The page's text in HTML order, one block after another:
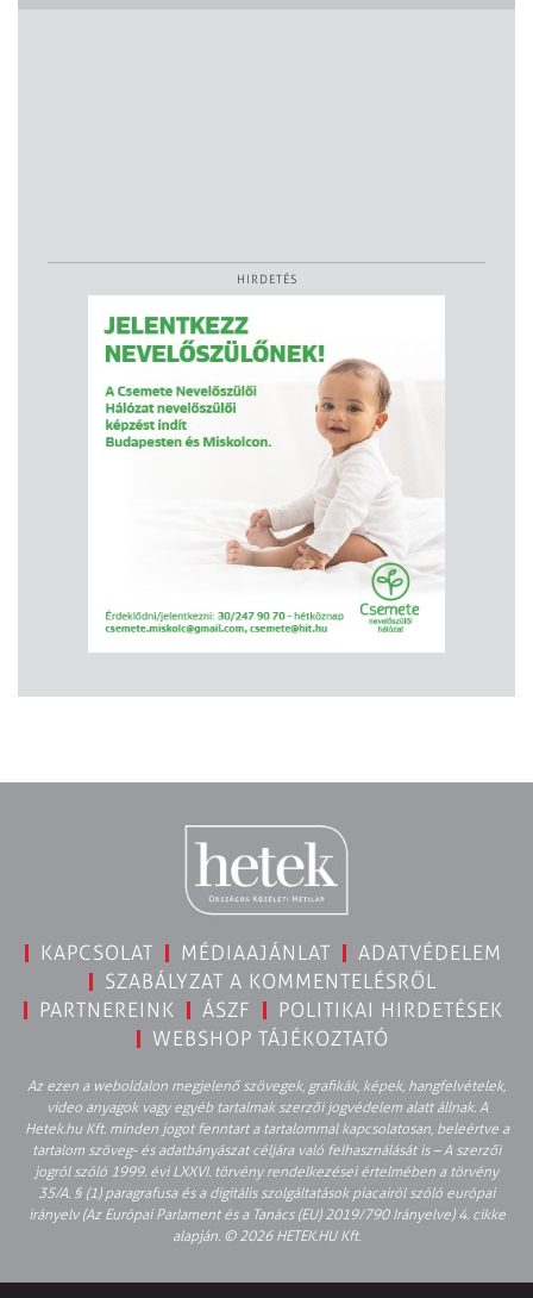
HIRDETÉS
KAPCSOLAT MÉDIAAJÁNLAT
ADATVÉDELEM
SZABÁLYZAT A KOMMENTELÉSRŐL
PARTNEREINK
ÁSZF
POLITIKAI HIRDETÉSEK
WEBSHOP TÁJÉKOZTATÓ
Az ezen a weboldalon megjelenő szövegek, grafikák, képek, hangfelvételek,
video anyagok vagy egyéb tartalmak szerzői jogvédelem alatt állnak. A
Hetek.hu Kft. minden jogot fenntart a tartalommal kapcsolatosan, beleértve a
tartalom szöveg- és adatbányászat céljára való felhasználását is – A szerzői
jogról szóló 1999. évi LXXVI. törvény rendelkezései értelmében a törvény
35/A. § (1) paragrafusa és a digitális szolgáltatások piacairól szóló európai
irányelv (Az Európai Parlament és a Tanács (EU) 2019/790 Irányelve) 4. cikke
alapján. © 2026 HETEK.HU Kft.